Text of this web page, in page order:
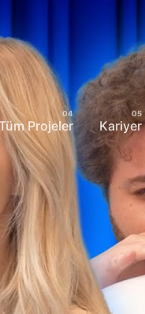
Projeler Kariyer